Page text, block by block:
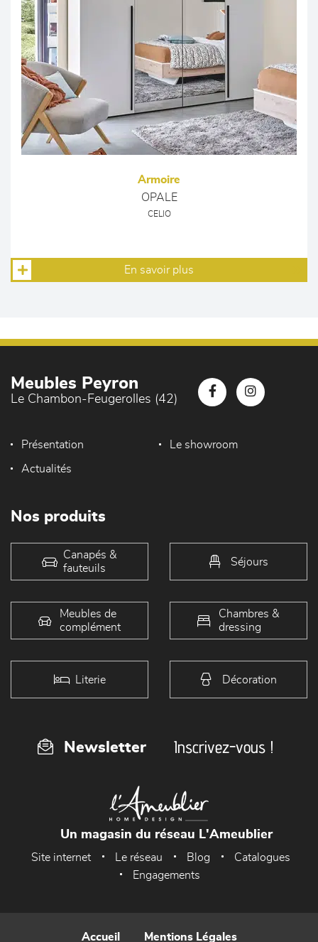
Armoire
OPALE
CELIO
En savoir plus
Meubles Peyron
Le Chambon-Feugerolles (42)
Présentation Le showroom
Actualités
Nos produits
Canapés &
fauteuils
Séjours
Meubles de
complément
Chambres &
dressing
Literie Décoration
Newsletter Inscrivez-vous !
Un magasin du réseau L'Ameublier
Site internet Le réseau Blog
Catalogues
Engagements
Accueil Mentions Légales